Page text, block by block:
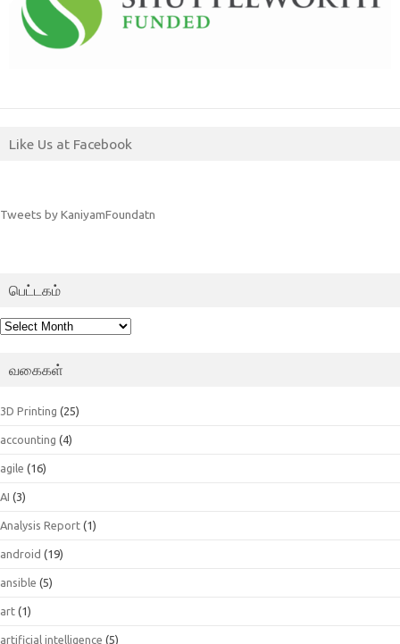
Like Us at Facebook
Tweets by KaniyamFoundatn
பெட்டகம்
பெட்டகம்
வகைகள்
3D Printing (25)
accounting (4)
agile (16)
AI (3)
Analysis Report (1)
android (19)
ansible (5)
art (1)
artificial intelligence (5)